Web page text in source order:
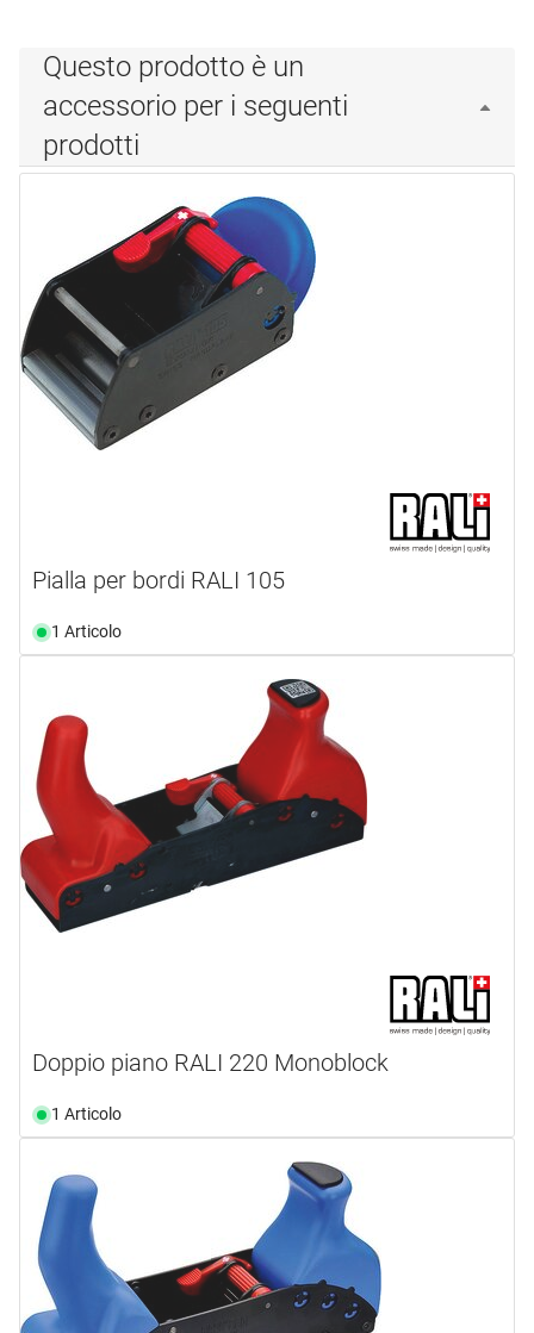
Questo prodotto è un
accessorio per i seguenti
prodotti
Pialla per bordi RALI 105
1 Articolo
Doppio piano RALI 220 Monoblock
1 Articolo